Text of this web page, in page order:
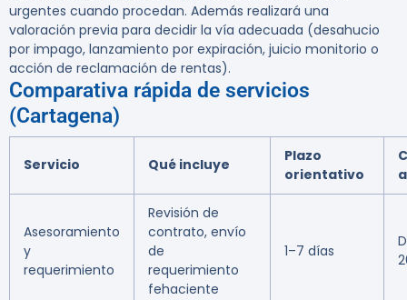
urgentes cuando procedan. Además realizará una
valoración previa para decidir la vía adecuada (desahucio
por impago, lanzamiento por expiración, juicio monitorio o
acción de reclamación de rentas).
Comparativa rápida de servicios
(Cartagena)
Servicio Qué incluye
Plazo
orientativo
Asesoramiento
y
requerimiento
Revisión de
contrato, envío
de
requerimiento
fehaciente
1–7 días